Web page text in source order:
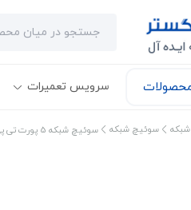
سرویس تعمیرات
سوئیچ شبکه سوئیچ شبکه 5 پورت تی پی لینک مدل TL-SG105E